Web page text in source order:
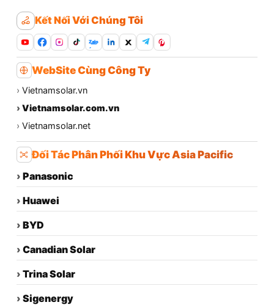
Kết Nối Với Chúng Tôi
Zalo
WebSite Cùng Công Ty
› Vietnamsolar.vn
› Vietnamsolar.com.vn
› Vietnamsolar.net
Đối Tác Phân Phối Khu Vực Asia Pacific
› Panasonic
› Huawei
› BYD
› Canadian Solar
› Trina Solar
› Sigenergy